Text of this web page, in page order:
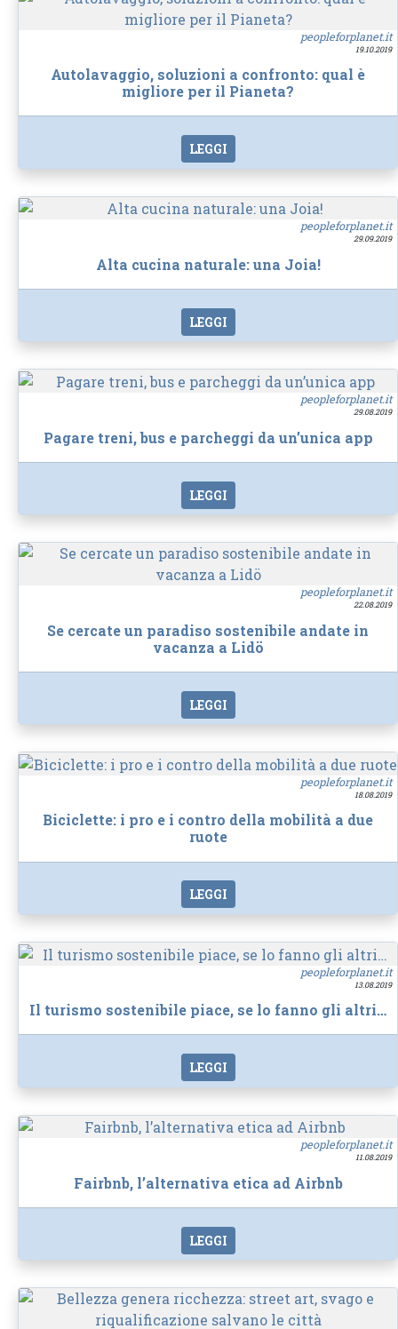
peopleforplanet.it
19.10.2019
Autolavaggio, soluzioni a confronto: qual è
migliore per il Pianeta?
LEGGI
peopleforplanet.it
29.09.2019
Alta cucina naturale: una Joia!
LEGGI
peopleforplanet.it
29.08.2019
Pagare treni, bus e parcheggi da un’unica app
LEGGI
peopleforplanet.it
22.08.2019
Se cercate un paradiso sostenibile andate in
vacanza a Lidö
LEGGI
peopleforplanet.it
18.08.2019
Biciclette: i pro e i contro della mobilità a due
ruote
LEGGI
peopleforplanet.it
13.08.2019
Il turismo sostenibile piace, se lo fanno gli altri…
LEGGI
peopleforplanet.it
11.08.2019
Fairbnb, l’alternativa etica ad Airbnb
LEGGI